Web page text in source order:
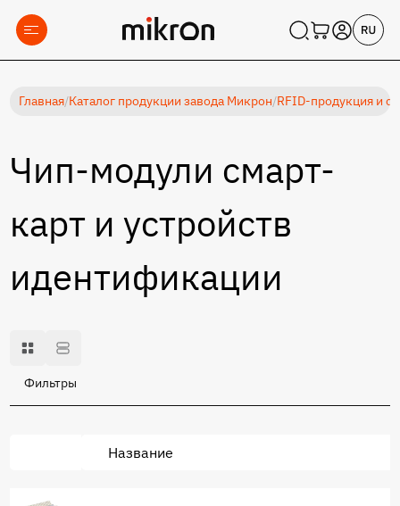
Главная/Каталог продукции завода Микрон/RFID-продукция и
Чип-модули смарт-
карт и устройств
идентификации
Фильтры
Название